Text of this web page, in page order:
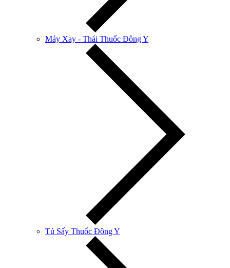
Máy Xay - Thái Thuốc Đông Y
Tủ Sấy Thuốc Đông Y